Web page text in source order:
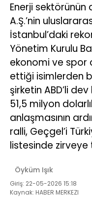
Enerji sektörünün
A.Ş.’nin
İstanbul’daki
Yönetim Kurulu
ekonomi ve spor
ettiği isimlerden
şirketin ABD’li
51,5 milyon
anlaşmasının
ralli, Geçgel’i
listesinde zirveye
Öyküm Işık
Giriş: 22-05-2026 15:18
Kaynak: HABER MERKEZI